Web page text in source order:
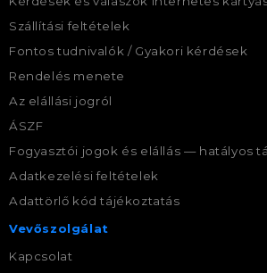
Szállítási feltételek
Fontos tudnivalók / Gyakori kérdések
Rendelés menete
Az elállási jogról
ÁSZF
Fogyasztói jogok és elállás — hatályos
Adatkezelési feltételek
Adattörlő kód tájékoztatás
Vevőszolgálat
Kapcsolat